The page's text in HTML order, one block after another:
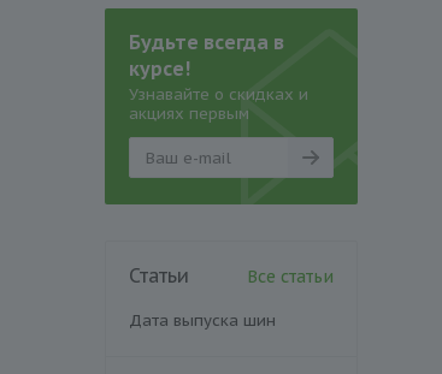
Будьте всегда в
курсе!
Узнавайте о скидках и
акциях первым
Статьи Все статьи
Дата выпуска шин